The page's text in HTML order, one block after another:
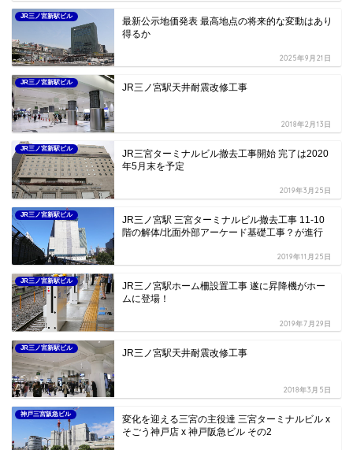
JR三ノ宮新駅ビル
最新公示地価発表 最高地点の将来的な変動はあり
得るか
2025年9月21日
JR三ノ宮新駅ビル JR三ノ宮駅天井耐震改修工事
2018年2月13日
JR三ノ宮新駅ビル
JR三宮ターミナルビル撤去工事開始 完了は2020
年5月末を予定
2019年3月25日
JR三ノ宮新駅ビル
JR三ノ宮駅 三宮ターミナルビル撤去工事 11-10
階の解体/北面外部アーケード基礎工事？が進行
2019年11月25日
JR三ノ宮新駅ビル
JR三ノ宮駅ホーム柵設置工事 遂に昇降機がホー
ムに登場！
2019年7月29日
JR三ノ宮新駅ビル JR三ノ宮駅天井耐震改修工事
2018年3月5日
神戸三宮阪急ビル
変化を迎える三宮の主役達 三宮ターミナルビル x
そごう神戸店 x 神戸阪急ビル その2